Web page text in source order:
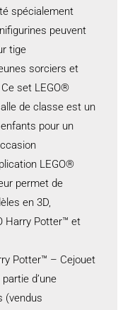
spécialement
peuvent
tige
sorciers et
set LEGO®
de classe est un
pour un
LEGO®
permet de
en 3D,
Harry Potter™ et
Potter™ – Cejouet
d’une
(vendus